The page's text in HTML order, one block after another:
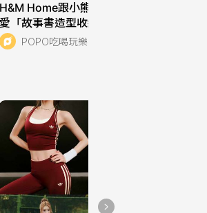
H&M Home跟小熊維尼聯名了！超可
愛「故事書造型收納盒、維尼玩偶、餐
盤組」全都想帶回家！
POPO吃喝玩樂